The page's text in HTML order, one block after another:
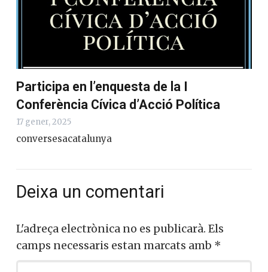
Participa en l’enquesta de la I
Conferència Cívica d’Acció Política
17 gener, 2025
conversesacatalunya
Deixa un comentari
L'adreça electrònica no es publicarà. Els
camps necessaris estan marcats amb *